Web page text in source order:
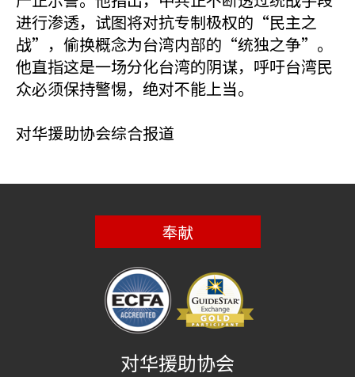
进行渗透，试图将对抗专制极权的“民主之
战”，偷换概念为台湾内部的“统独之争”。
他直指这是一场分化台湾的阴谋，呼吁台湾民
众必须保持警惕，绝对不能上当。
对华援助协会综合报道
奉献
对华援助协会